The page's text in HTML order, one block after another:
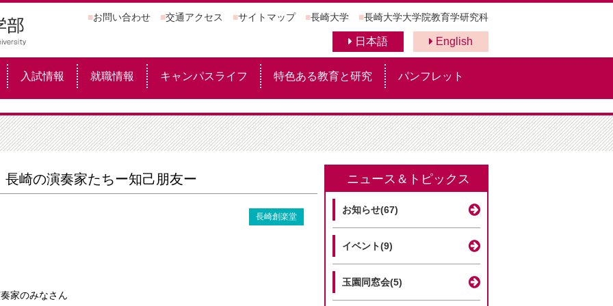
■お問い合わせ ■交通アクセス ■サイトマップ ■長崎大学 ■長崎大学大学院教育学研究科
日本語 English
入試情報 就職情報 キャンパスライフ 特色ある教育と研究 パンフレット
崎の演奏家たちー知己朋友ー
長崎創楽堂
家のみなさん
ニュース＆トピックス
お知らせ(67)
イベント(9)
玉園同窓会(5)